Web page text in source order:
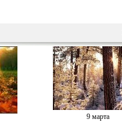
9 марта